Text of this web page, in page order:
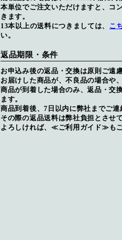
本単位でご注文いただけますと、コ
きます。
13本以上の送料につきましては、 こ
い。
返品期限・条件
お申込み後の返品・交換は原則ご遠
お届けした商品が、不良品の場合や
商品が到着した場合のみ、返品・交
ます。
商品到着後、7日以内に弊社までご連
その際の返品送料は弊社負担とさせ
よろしければ、 ≪ご利用ガイド≫ も